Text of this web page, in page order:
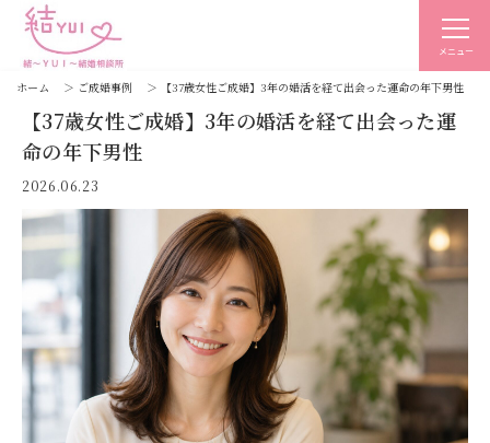
メニュー
ホーム ＞ ご成婚事例 ＞ 【37歳女性ご成婚】3年の婚活を経て出会った運命の年下男性
【37歳女性ご成婚】3年の婚活を経て出会った運
命の年下男性
2026.06.23